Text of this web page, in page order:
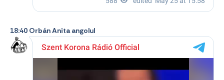
18:40 Orbán Anita angolul